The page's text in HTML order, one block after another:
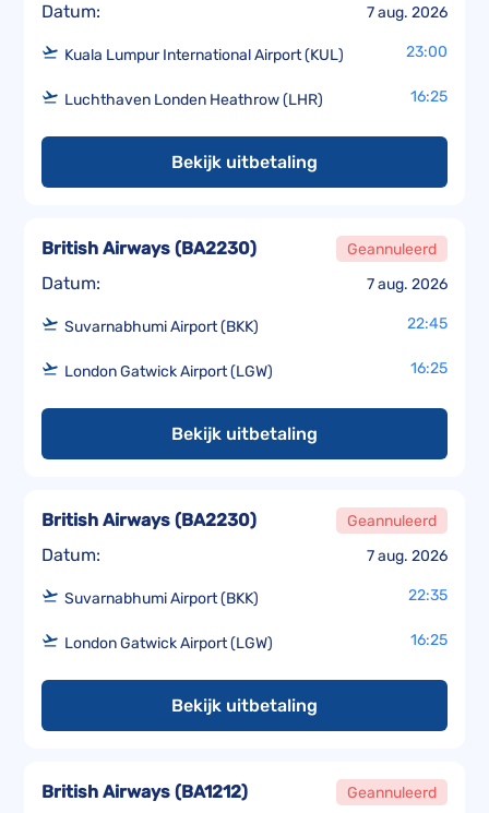
Datum: 7 aug. 2026
Kuala Lumpur International Airport (KUL) 23:00
Luchthaven Londen Heathrow (LHR) 16:25
Bekijk uitbetaling
Datum: 7 aug. 2026
British Airways (BA2230) Geannuleerd
Suvarnabhumi Airport (BKK) 22:45
London Gatwick Airport (LGW) 16:25
Bekijk uitbetaling
Datum: 7 aug. 2026
British Airways (BA2230) Geannuleerd
Suvarnabhumi Airport (BKK) 22:35
London Gatwick Airport (LGW) 16:25
Bekijk uitbetaling
British Airways (BA1212) Geannuleerd